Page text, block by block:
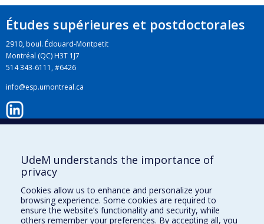
Études supérieures et postdoctorales
2910, boul. Édouard-Montpetit
Montréal (QC) H3T 1J7
514 343-6111, #6426
info@esp.umontreal.ca
Instagram
Facebook
UdeM understands the importance of
privacy
Cookies allow us to enhance and personalize your
browsing experience. Some cookies are required to
ensure the website’s functionality and security, while
others remember your preferences. By accepting all, you